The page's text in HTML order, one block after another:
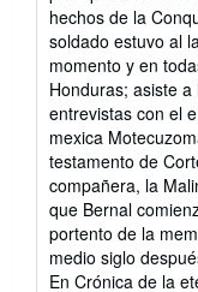
hechos de la
soldado estuvo al
momento y en
Honduras; asiste
entrevistas con el
mexica
testamento de
compañera, la
que Bernal
portento de la
medio siglo
En Crónica de la